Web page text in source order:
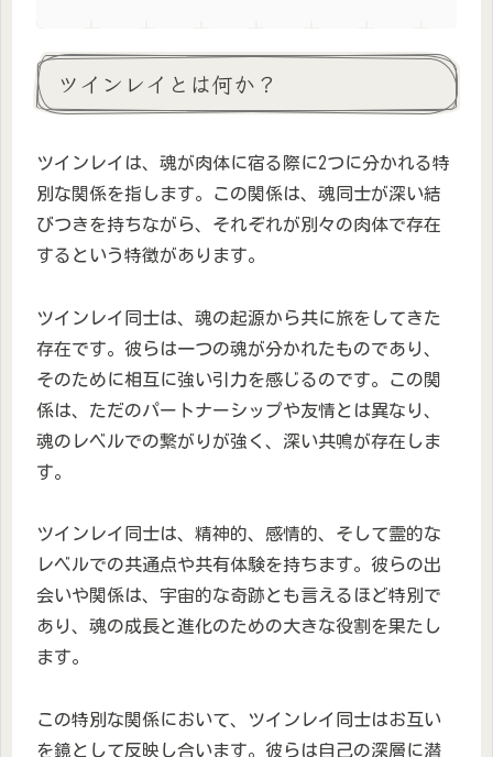
ツインレイとは何か？
ツインレイは、魂が肉体に宿る際に2つに分かれる特
別な関係を指します。この関係は、魂同士が深い結
びつきを持ちながら、それぞれが別々の肉体で存在
するという特徴があります。
ツインレイ同士は、魂の起源から共に旅をしてきた
存在です。彼らは一つの魂が分かれたものであり、
そのために相互に強い引力を感じるのです。この関
係は、ただのパートナーシップや友情とは異なり、
魂のレベルでの繋がりが強く、深い共鳴が存在しま
す。
ツインレイ同士は、精神的、感情的、そして霊的な
レベルでの共通点や共有体験を持ちます。彼らの出
会いや関係は、宇宙的な奇跡とも言えるほど特別で
あり、魂の成長と進化のための大きな役割を果たし
ます。
この特別な関係において、ツインレイ同士はお互い
を鏡として反映し合います。彼らは自己の深層に潜